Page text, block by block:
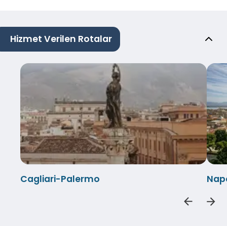
Hizmet Verilen Rotalar
Cagliari-Palermo